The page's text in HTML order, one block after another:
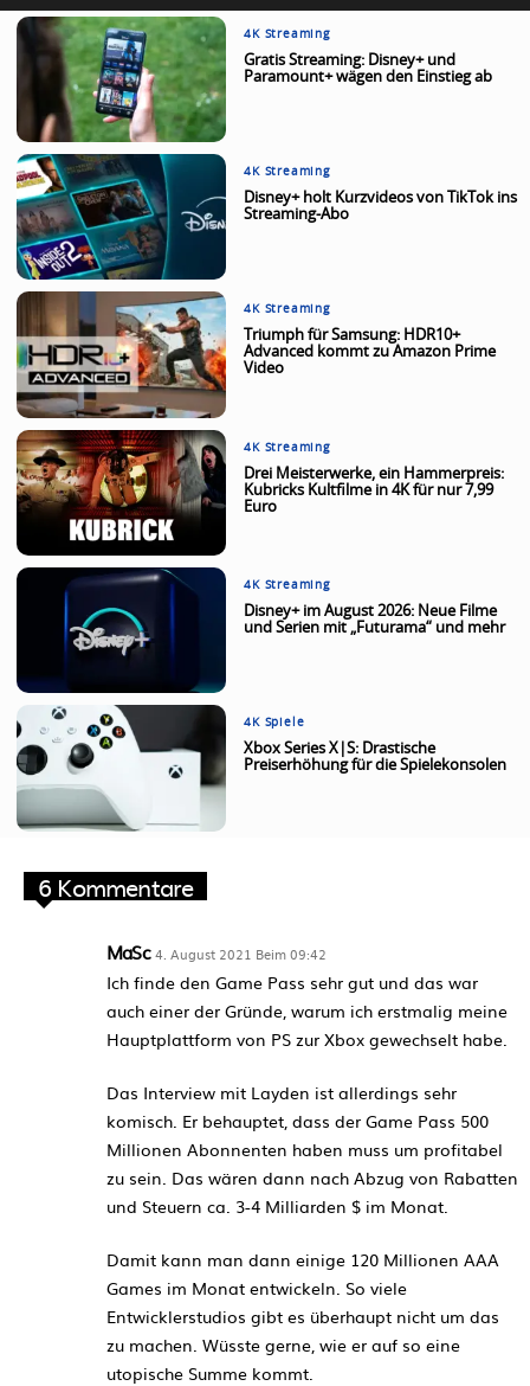
4K Streaming
Gratis Streaming: Disney+ und
Paramount+ wägen den Einstieg ab
4K Streaming
Disney+ holt Kurzvideos von TikTok ins
Streaming-Abo
4K Streaming
Triumph für Samsung: HDR10+
Advanced kommt zu Amazon Prime
Video
4K Streaming
Drei Meisterwerke, ein Hammerpreis:
Kubricks Kultfilme in 4K für nur 7,99
Euro
4K Streaming
Disney+ im August 2026: Neue Filme
und Serien mit „Futurama“ und mehr
4K Spiele
Xbox Series X|S: Drastische
Preiserhöhung für die Spielekonsolen
6 Kommentare
MaSc 4. August 2021 Beim 09:42
Ich finde den Game Pass sehr gut und das war
auch einer der Gründe, warum ich erstmalig meine
Hauptplattform von PS zur Xbox gewechselt habe.
Das Interview mit Layden ist allerdings sehr
komisch. Er behauptet, dass der Game Pass 500
Millionen Abonnenten haben muss um profitabel
zu sein. Das wären dann nach Abzug von Rabatten
und Steuern ca. 3-4 Milliarden $ im Monat.
Damit kann man dann einige 120 Millionen AAA
Games im Monat entwickeln. So viele
Entwicklerstudios gibt es überhaupt nicht um das
zu machen. Wüsste gerne, wie er auf so eine
utopische Summe kommt.